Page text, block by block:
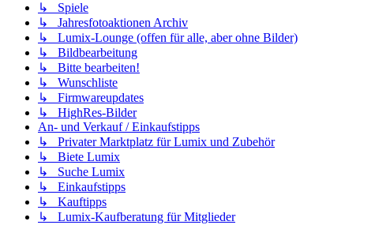
↳ Spiele
↳ Jahresfotoaktionen Archiv
↳ Lumix-Lounge (offen für alle, aber ohne Bilder)
↳ Bildbearbeitung
↳ Bitte bearbeiten!
↳ Wunschliste
↳ Firmwareupdates
↳ HighRes-Bilder
An- und Verkauf / Einkaufstipps
↳ Privater Marktplatz für Lumix und Zubehör
↳ Biete Lumix
↳ Suche Lumix
↳ Einkaufstipps
↳ Kauftipps
↳ Lumix-Kaufberatung für Mitglieder